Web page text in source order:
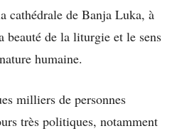
cathédrale de Banja Luka, à
de la liturgie et le sens
humaine.
milliers de personnes
très politiques, notamment